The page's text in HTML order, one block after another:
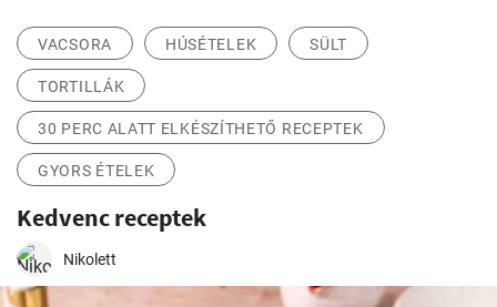
VACSORA HÚSÉTELEK SÜLT
TORTILLÁK
30 PERC ALATT ELKÉSZÍTHETŐ RECEPTEK
GYORS ÉTELEK
Kedvenc receptek
Nikolett